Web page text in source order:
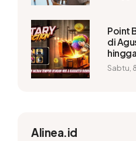
Point
di
Sabtu,
Alinea.id